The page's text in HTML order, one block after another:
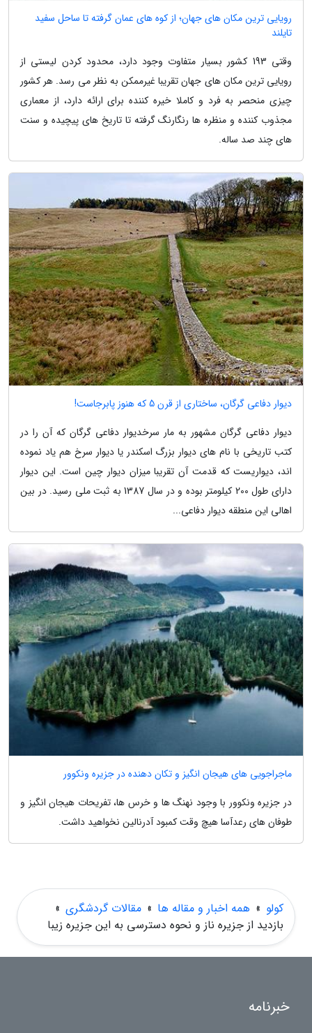
رویایی ترین مکان های جهان؛ از کوه های عمان گرفته تا ساحل سفید
تایلند
وقتی 193 کشور بسیار متفاوت وجود دارد، محدود کردن لیستی از
رویایی ترین مکان های جهان تقریبا غیرممکن به نظر می رسد. هر کشور
چیزی منحصر به فرد و کاملا خیره کننده برای ارائه دارد، از معماری
مجذوب کننده و منظره ها رنگارنگ گرفته تا تاریخ های پیچیده و سنت
های چند صد ساله.
دیوار دفاعی گرگان، ساختاری از قرن 5 که هنوز پابرجاست!
دیوار دفاعی گرگان مشهور به مار سرخدیوار دفاعی گرگان که آن را در
کتب تاریخی با نام های دیوار بزرگ اسکندر یا دیوار سرخ هم یاد نموده
اند، دیواریست که قدمت آن تقریبا میزان دیوار چین است. این دیوار
دارای طول 200 کیلومتر بوده و در سال 1387 به ثبت ملی رسید. در بین
اهالی این منطقه دیوار دفاعی...
ماجراجویی های هیجان انگیز و تکان دهنده در جزیره ونکوور
در جزیره ونکوور با وجود نهنگ ها و خرس ها، تفریحات هیجان انگیز و
طوفان های رعدآسا هیچ وقت کمبود آدرنالین نخواهید داشت.
کولو » همه اخبار و مقاله ها » مقالات گردشگری »
بازدید از جزیره ناز و نحوه دسترسی به این جزیره زیبا
خبرنامه